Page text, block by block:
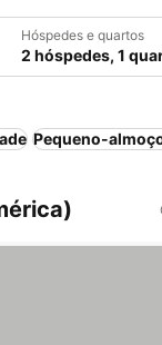
Hóspedes e quartos
2 hóspedes, 1
Pequeno-